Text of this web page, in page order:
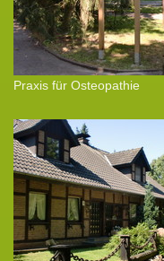
Praxis für Osteopathie